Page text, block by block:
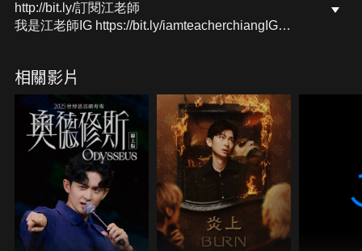
http://bit.ly/訂閱江老師
我是江老師IG https://bit.ly/iamteacherchiangIG
合作訊息聯絡，或是寫信給我：
iamteacherchiang@gmail.com
相關影片